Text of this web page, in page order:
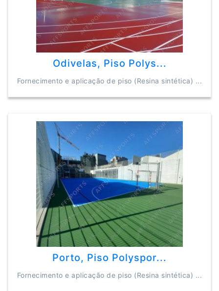
Odivelas, Piso Polys...
Fornecimento e aplicação de piso (Resina sintética) ...
Porto, Piso Polyspor...
Fornecimento e aplicação de piso (Resina sintética) ...